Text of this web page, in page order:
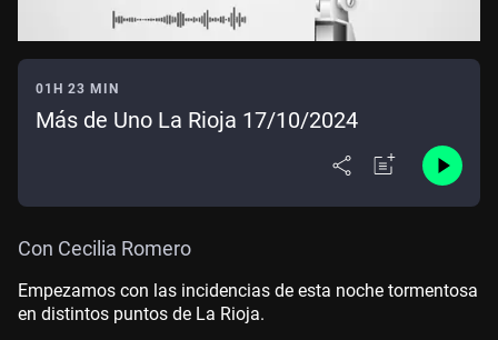
01H 23 MIN
Más de Uno La Rioja 17/10/2024
Con Cecilia Romero
Empezamos con las incidencias de esta noche tormentosa
en distintos puntos de La Rioja.